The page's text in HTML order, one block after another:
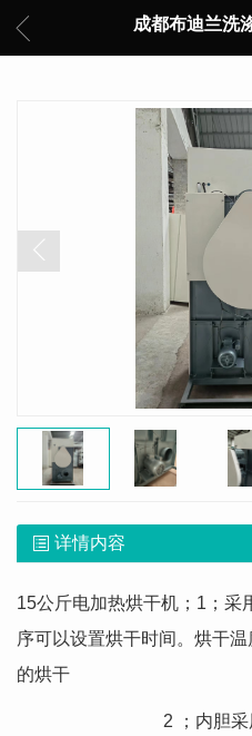
成都布迪兰洗
详情内容
15公斤电加热烘干机；1；采
序可以设置烘干时间。烘干
的烘干
2 ；内胆采用304不